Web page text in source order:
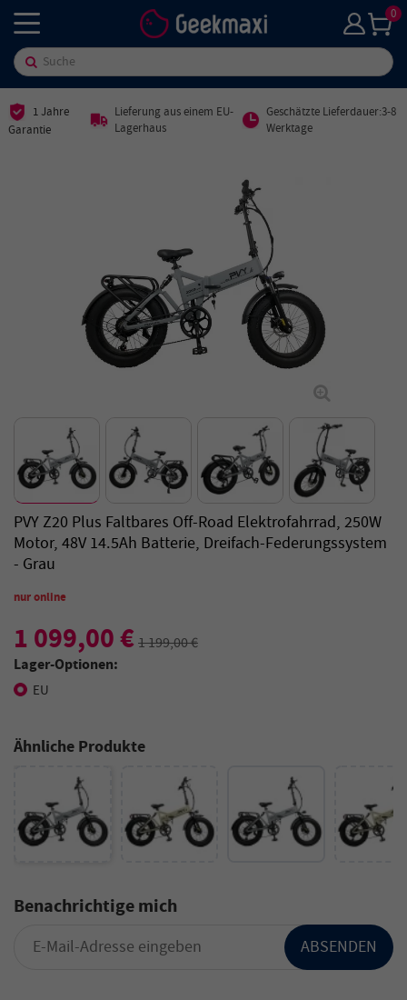
0
1 Jahre
Garantie
Lieferung aus einem EU-
Lagerhaus
Geschätzte Lieferdauer:3-8
Werktage
PVY Z20 Plus Faltbares Off-Road Elektrofahrrad, 250W
Motor, 48V 14.5Ah Batterie, Dreifach-Federungssystem
- Grau
nur online
1 099,00 €1 199,00 €
Lager-Optionen:
EU
Ähnliche Produkte
Benachrichtige mich
ABSENDEN